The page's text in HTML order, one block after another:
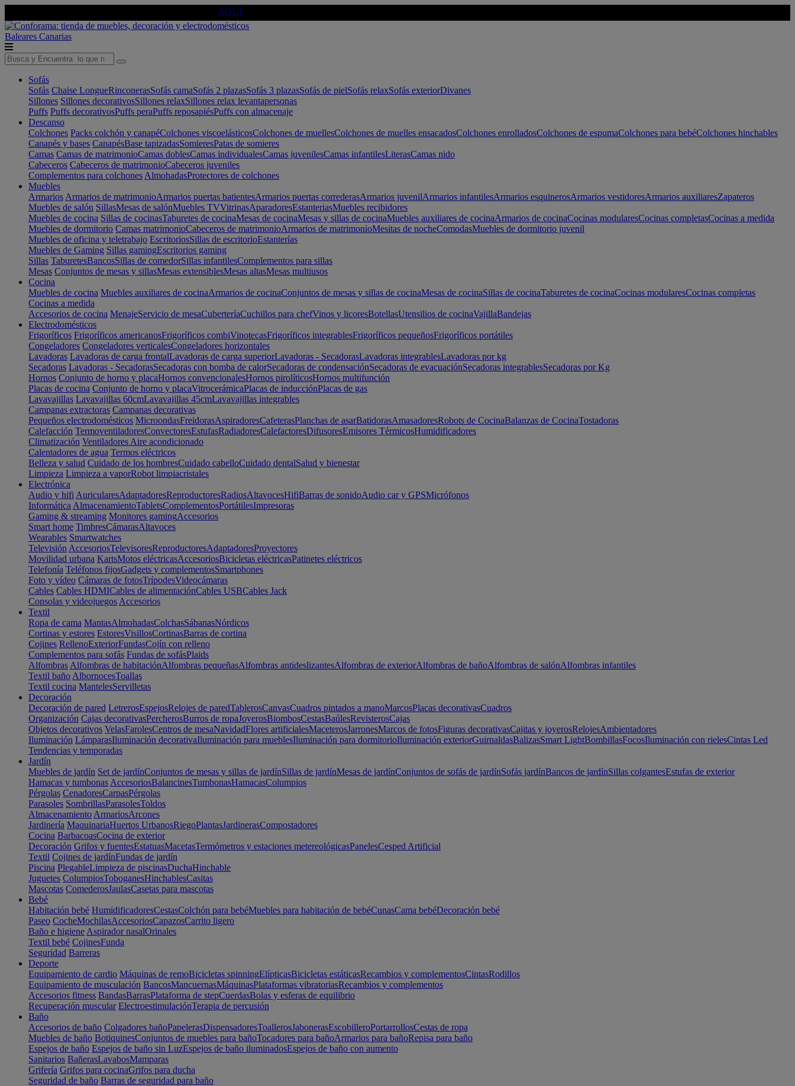
AQUÍ
Baleares Canarias
Sofás
Sofás Chaise LongueRinconerasSofás camaSofás 2 plazasSofás 3 plazasSofás de pielSofás relaxSofás exteriorDivanes
Sillones Sillones decorativosSillones relaxSillones relax levantapersonas
Puffs Puffs decorativosPuffs peraPuffs reposapiésPuffs con almacenaje
Descanso
Colchones Packs colchón y canapéColchones viscoelásticosColchones de muellesColchones de muelles ensacadosColchones enrolladosColchones de espumaColchones para bebéColchones hinchables
Canapés y bases CanapésBase tapizadasSomieresPatas de somieres
Camas Camas de matrimonioCamas doblesCamas individualesCamas juvenilesCamas infantilesLiterasCamas nido
Cabeceros Cabeceros de matrimonioCabeceros juveniles
Complementos para colchones AlmohadasProtectores de colchones
Muebles
Armarios Armarios de matrimonioArmarios puertas batientesArmarios puertas correderasArmarios juvenilArmarios infantilesArmarios esquinerosArmarios vestidoresArmarios auxiliaresZapateros
Muebles de salón SillasMesas de salónMuebles TVVitrinasAparadoresEstanteriasMuebles recibidores
Muebles de cocina Sillas de cocinasTaburetes de cocinaMesas de cocinaMesas y sillas de cocinaMuebles auxiliares de cocinaArmarios de cocinaCocinas modularesCocinas completasCocinas a medida
Muebles de dormitorio Camas matrimonioCabeceros de matrimonioArmarios de matrimonioMesitas de nocheComodasMuebles de dormitorio juvenil
Muebles de oficina y teletrabajo EscritoriosSillas de escritorioEstanterías
Muebles de Gaming Sillas gamingEscritorios gaming
Sillas TaburetesBancosSillas de comedorSillas infantilesComplementos para sillas
Mesas Conjuntos de mesas y sillasMesas extensiblesMesas altasMesas multiusos
Cocina
Muebles de cocina Muebles auxiliares de cocinaArmarios de cocinaConjuntos de mesas y sillas de cocinaMesas de cocinaSillas de cocinaTaburetes de cocinaCocinas modularesCocinas completas
Cocinas a medida
Accesorios de cocina MenajeServicio de mesaCuberteríaCuchillos para chefVinos y licoresBotellasUtensilios de cocinaVajillaBandejas
Electrodomésticos
Frigoríficos Frigoríficos americanosFrigoríficos combiVinotecasFrigoríficos integrablesFrigoríficos pequeñosFrigoríficos portátiles
Congeladores Congeladores verticalesCongeladores horizontales
Lavadoras Lavadoras de carga frontalLavadoras de carga superiorLavadoras - SecadorasLavadoras integrablesLavadoras por kg
Secadoras Lavadoras - SecadorasSecadoras con bomba de calorSecadoras de condensaciónSecadoras de evacuaciónSecadoras integrablesSecadoras por Kg
Hornos Conjunto de horno y placaHornos convencionalesHornos pirolíticosHornos multifunción
Placas de cocina Conjunto de horno y placaVitrocerámicaPlacas de inducciónPlacas de gas
Lavavajillas Lavavajillas 60cmLavavajillas 45cmLavavajillas integrables
Campanas extractoras Campanas decorativas
Pequeños electrodomésticos MicroondasFreidorasAspiradoresCafeterasPlanchas de asarBatidorasAmasadoresRobots de CocinaBalanzas de CocinaTostadoras
Calefacción TermoventiladoresConvectoresEstufasRadiadoresCalefactoresDifusoresEmisores TérmicosHumidificadores
Climatización Ventiladores Aire acondicionado
Calentadores de agua Termos eléctricos
Belleza y salud Cuidado de los hombresCuidado cabelloCuidado dentalSalud y bienestar
Limpieza Limpieza a vaporRobot limpiacristales
Electrónica
Audio y hifi AuricularesAdaptadoresReproductoresRadiosAltavocesHifiBarras de sonidoAudio car y GPSMicrófonos
Informática AlmacenamientoTabletsComplementosPortátilesImpresoras
Gaming & streaming Monitores gamingAccesorios
Smart home TimbresCámarasAltavoces
Wearables Smartwatches
Televisión AccesoriosTelevisoresReproductoresAdaptadoresProyectores
Movilidad urbana KartsMotos eléctricasAccesoriosBicicletas eléctricasPatinetes eléctricos
Telefonía Teléfonos fijosGadgets y complementosSmartphones
Foto y vídeo Cámaras de fotosTrípodesVideocámaras
Cables Cables HDMICables de alimentaciónCables USBCables Jack
Consolas y videojuegos Accesorios
Textil
Ropa de cama MantasAlmohadasColchasSábanasNórdicos
Cortinas y estores EstoresVisillosCortinasBarras de cortina
Cojines RellenoExteriorFundasCojín con relleno
Complementos para sofás Fundas de sofásPlaids
Alfombras Alfombras de habitaciónAlfombras pequeñasAlfombras antideslizantesAlfombras de exteriorAlfombras de bañoAlfombras de salónAlfombras infantiles
Textil baño AlbornocesToallas
Textil cocina MantelesServilletas
Decoración
Decoración de pared LetrerosEspejosRelojes de paredTablerosCanvasCuadros pintados a manoMarcosPlacas decorativasCuadros
Organización Cajas decorativasPercherosBurros de ropaJoyerosBiombosCestasBaúlesRevisterosCajas
Objetos decorativos VelasFarolesCentros de mesaNavidadFlores artificialesMaceterosJarronesMarcos de fotosFiguras decorativasCajitas y joyerosRelojesAmbientadores
Iluminación LámparasIluminación decorativaIluminación para mueblesIluminación para dormitorioIluminación exteriorGuirnaldasBalizasSmart LightBombillasFocosIluminación con rielesCintas Led
Tendencias y temporadas
Jardín
Muebles de jardín Set de jardínConjuntos de mesas y sillas de jardínSillas de jardínMesas de jardínConjuntos de sofás de jardínSofás jardínBancos de jardínSillas colgantesEstufas de exterior
Hamacas y tumbonas AccesoriosBalancinesTumbonasHamacasColumpios
Pérgolas CenadoresCarpasPérgolas
Parasoles SombrillasParasolesToldos
Almacenamiento ArmariosArcones
Jardinería MaquinariaHuertos UrbanosRiegoPlantasJardinerasCompostadores
Cocina BarbacoasCocina de exterior
Decoración Grifos y fuentesEstatuasMacetasTermómetros y estaciones metereológicasPanelesCesped Artificial
Textil Cojines de jardínFundas de jardín
Piscina PlegableLimpieza de piscinasDuchaHinchable
Juguetes ColumpiosToboganesHinchablesCasitas
Mascotas ComederosJaulasCasetas para mascotas
Bebé
Habitación bebé HumidificadoresCestasColchón para bebéMuebles para habitación de bebéCunasCama bebéDecoración bebé
Paseo CocheMochilasAccesoriosCapazosCarrito ligero
Baño e higiene Aspirador nasalOrinales
Textil bebé CojinesFunda
Seguridad Barreras
Deporte
Equipamiento de cardio Máquinas de remoBicicletas spinningElípticasBicicletas estáticasRecambios y complementosCintasRodillos
Equipamiento de musculación BancosMancuernasMáquinasPlataformas vibratoriasRecambios y complementos
Accesorios fitness BandasBarrasPlataforma de stepCuerdasBolas y esferas de equilibrio
Recuperación muscular ElectroestimulaciónTerapia de percusión
Baño
Accesorios de baño Colgadores bañoPapelerasDispensadoresToallerosJabonerasEscobilleroPortarrollosCestas de ropa
Muebles de baño BotiquinesConjuntos de muebles para bañoTocadores para bañoArmarios para bañoRepisa para baño
Espejos de baño Espejos de baño sin LuzEspejos de baño iluminadosEspejos de baño con aumento
Sanitarios BañerasLavabosMamparas
Grifería Grifos para cocinaGrifos para ducha
Seguridad de baño Barras de seguridad para baño